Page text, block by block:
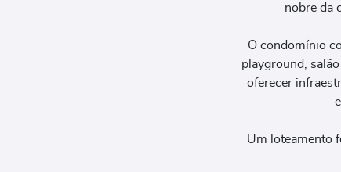
nobre da
O condomínio
playground,
oferecer
Um loteamento